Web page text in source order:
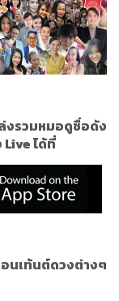
งรวมหมอดูชื่อดัง
ได้ที่
นเท้นต์ดวงต่างๆ